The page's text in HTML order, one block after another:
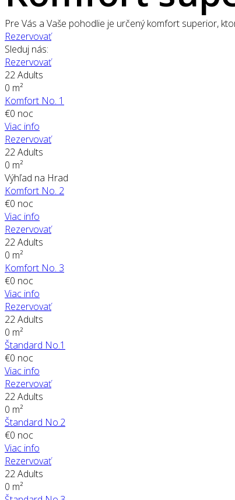
Pre Vás a Vaše pohodlie je určený komfort superior,
Rezervovať
Sleduj nás:
Rezervovať
22 Adults
0 m²
Komfort No. 1
€0 noc
Viac info
Rezervovať
22 Adults
0 m²
Výhľad na Hrad
Komfort No. 2
€0 noc
Viac info
Rezervovať
22 Adults
0 m²
Komfort No. 3
€0 noc
Viac info
Rezervovať
22 Adults
0 m²
Štandard No.1
€0 noc
Viac info
Rezervovať
22 Adults
0 m²
Štandard No.2
€0 noc
Viac info
Rezervovať
22 Adults
0 m²